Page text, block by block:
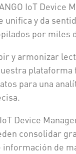
IoT Device
unifica y da
por miles
y armonizar
plataforma
para una
Device
consolidar
información de